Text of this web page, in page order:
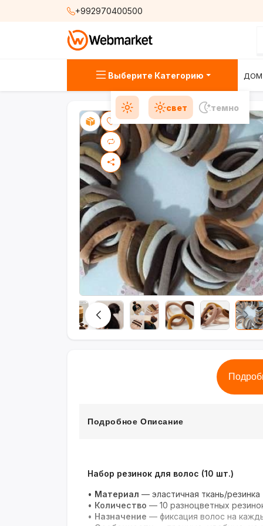
+992970400500
Выберите Категорию ДОМ
свет темно
Подробное Описание
Набор резинок для волос (10 шт.)
• Материал — эластичная ткань/резинка
• Количество — 10 разноцветных
• Назначение — фиксация волос на